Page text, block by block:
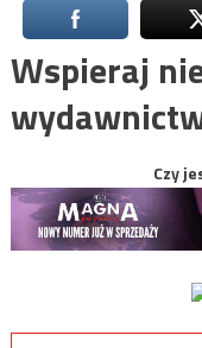
Wspieraj
Czy